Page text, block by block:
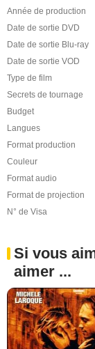
Année de production
Date de sortie DVD
Date de sortie Blu-ray
Date de sortie VOD
Type de film
Secrets de tournage
Budget
Langues
Format production
Couleur
Format audio
Format de projection
N° de Visa
Si vous
aimer ...